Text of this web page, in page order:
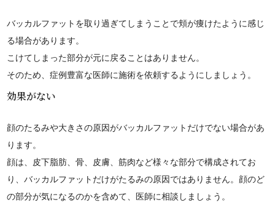
バッカルファットを取り過ぎてしまうことで頬が痩けたように感じ
る場合があります。
こけてしまった部分が元に戻ることはありません。
そのため、症例豊富な医師に施術を依頼するようにしましょう。
効果がない
顔のたるみや大きさの原因がバッカルファットだけでない場合があ
ります。
顔は、皮下脂肪、骨、皮膚、筋肉など様々な部分で構成されてお
り、バッカルファットだけがたるみの原因ではありません。顔のど
の部分が気になるのかを含めて、医師に相談しましょう。